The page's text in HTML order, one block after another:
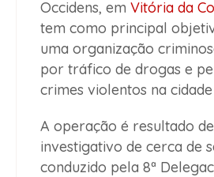
Occidens, em Vitória da
tem como principal
uma organização
por tráfico de drogas e
crimes violentos na
A operação é resultado
investigativo de cerca de
conduzido pela 8ª